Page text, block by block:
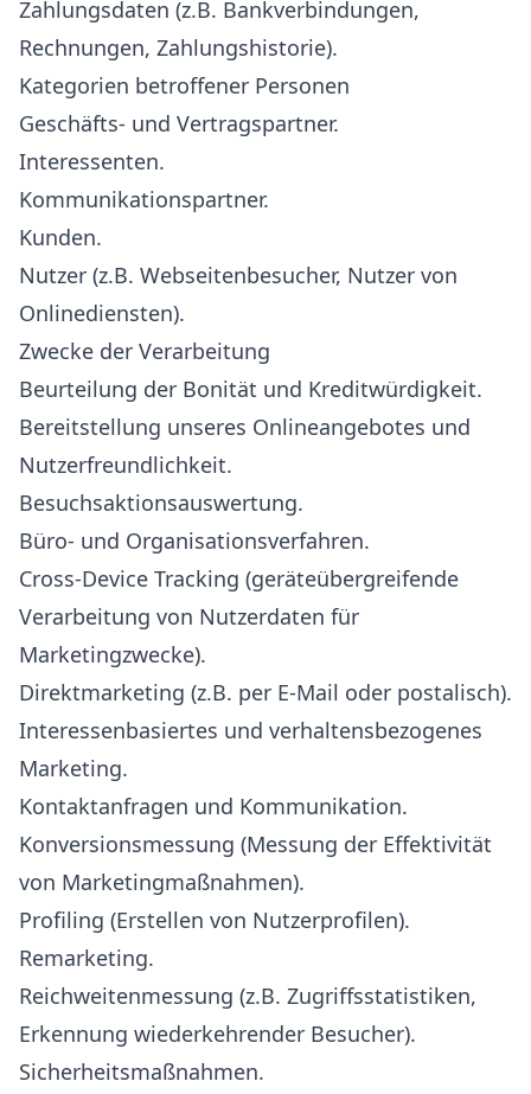
Zahlungsdaten (z.B. Bankverbindungen,
Rechnungen, Zahlungshistorie).
Kategorien betroffener Personen
Geschäfts- und Vertragspartner.
Interessenten.
Kommunikationspartner.
Kunden.
Nutzer (z.B. Webseitenbesucher, Nutzer von
Onlinediensten).
Zwecke der Verarbeitung
Beurteilung der Bonität und Kreditwürdigkeit.
Bereitstellung unseres Onlineangebotes und
Nutzerfreundlichkeit.
Besuchsaktionsauswertung.
Büro- und Organisationsverfahren.
Cross-Device Tracking (geräteübergreifende
Verarbeitung von Nutzerdaten für
Marketingzwecke).
Direktmarketing (z.B. per E-Mail oder postalisch).
Interessenbasiertes und verhaltensbezogenes
Marketing.
Kontaktanfragen und Kommunikation.
Konversionsmessung (Messung der Effektivität
von Marketingmaßnahmen).
Profiling (Erstellen von Nutzerprofilen).
Remarketing.
Reichweitenmessung (z.B. Zugriffsstatistiken,
Erkennung wiederkehrender Besucher).
Sicherheitsmaßnahmen.